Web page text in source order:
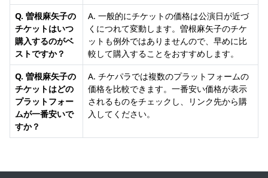
Q. 曽根麻矢子の
チケットはいつ
購入するのがベ
ストですか？
A. 一般的にチケットの価格は公演日が近づ
くにつれて変動します。曽根麻矢子のチケ
ットも例外ではありませんので、早めに比
較して購入することをおすすめします。
Q. 曽根麻矢子の
チケットはどの
プラットフォー
ムが一番安いで
すか？
A. チケパラでは複数のプラットフォームの
価格を比較できます。一番安い価格が表示
されるものをチェックし、リンク先から購
入してください。